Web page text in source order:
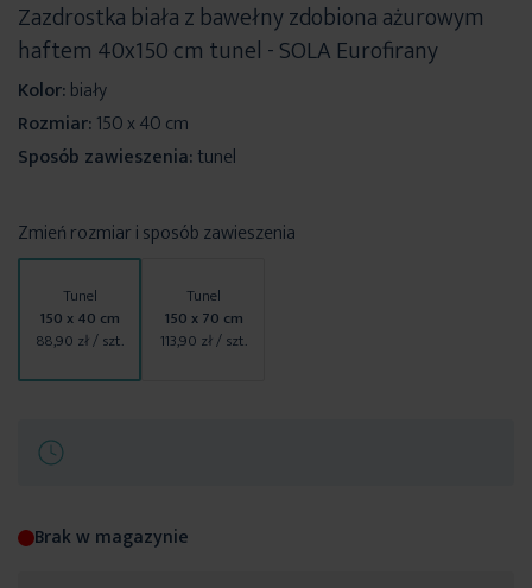
galeriiZazdrostka biała z bawełny zdobiona ażurowym
haftem 40x150 cm tunel - SOLA Eurofirany
Kolor:biały
Rozmiar:150 x 40 cm
Sposób zawieszenia:tunel
Zmień rozmiar i sposób zawieszenia
Tunel
150 x 40 cm
88,90 zł/ szt.
Tunel
150 x 70 cm
113,90 zł/ szt.
Brak w magazynie